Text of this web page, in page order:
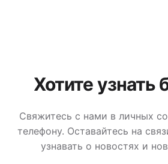
Хотите узнать
Свяжитесь с нами в личных
телефону. Оставайтесь на
узнавать о новостях и